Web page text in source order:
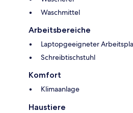
Waschmittel
Arbeitsbereiche
Laptopgeeigneter
Schreibtischstuhl
Komfort
Klimaanlage
Haustiere